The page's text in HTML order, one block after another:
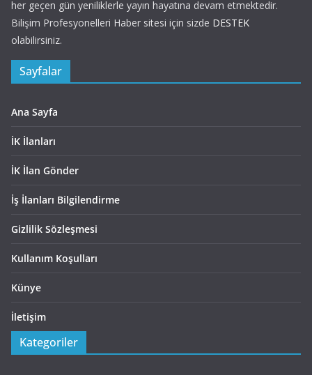
her geçen gün yeniliklerle yayın hayatına devam etmektedir.
Bilişim Profesyonelleri Haber sitesi için sizde DESTEK
olabilirsiniz.
Sayfalar
Ana Sayfa
İK İlanları
İK İlan Gönder
İş İlanları Bilgilendirme
Gizlilik Sözleşmesi
Kullanım Koşulları
Künye
İletişim
Kategoriler